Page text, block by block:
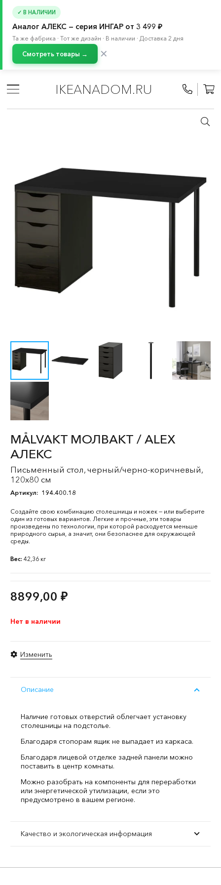
✓ В НАЛИЧИИ
Аналог АЛЕКС — серия ИНГАР от 3 499 ₽
Та же фабрика · Тот же дизайн · В наличии · Доставка 2 дня
Смотреть товары → ✕
IKEANADOM.RU
Системы для хранения
БРУР система Комбинации
MÅLVAKT МОЛВАКТ / ALEX
АЛЕКС
Письменный стол, черный/черно-коричневый,
120x80 см
Артикул: 194.400.18
Создайте свою комбинацию столешницы и ножек — или выберите
один из готовых вариантов. Легкие и прочные, эти товары
произведены по технологии, при которой расходуется меньше
природного сырья, а значит, они безопаснее для окружающей
среды.
Вес: 42,36 кг
8899,00 ₽
Нет в наличии
Изменить
Описание
Наличие готовых отверстий облегчает установку
столешницы на подстолье.
Благодаря стопорам ящик не выпадает из каркаса.
Благодаря лицевой отделке задней панели можно
поставить в центр комнаты.
Можно разобрать на компоненты для переработки
или энергетической утилизации, если это
предусмотрено в вашем регионе.
Качество и экологическая информация